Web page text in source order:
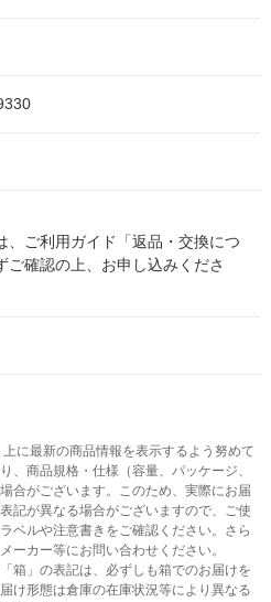
、ご利用ガイド「返品・交換につ
ご確認の上、お申し込みくださ
に最新の商品情報を表示するよう努めて
、商品規格・仕様（容量、パッケージ、
合がございます。このため、実際にお届
記が異なる場合がございますので、ご使
ベルや注意書きをご確認ください。さら
ーカー等にお問い合わせください。
箱」の表記は、必ずしも箱でのお届けを
け形態は倉庫の在庫状況等により異なる